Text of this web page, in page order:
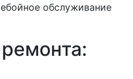
обслуживание